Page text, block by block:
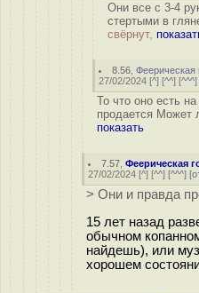
Они все с 3-4
стертыми в
свёрнут,
8.56 ,Феерическая
27/02/2024 [^] [^^] [^^^]
То что оно есть
продается Может
показать
7.57 ,Феерическая
27/02/2024 [^] [^^] [^^^] [
> Они и правда
15 лет назад
обычном
найдешь), или
хорошем